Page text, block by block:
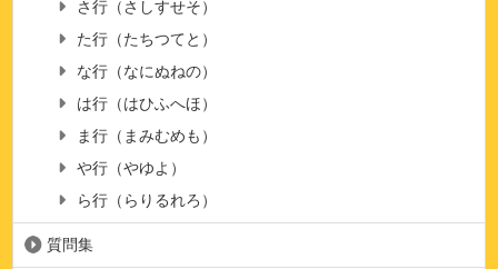
さ行（さしすせそ）
た行（たちつてと）
な行（なにぬねの）
は行（はひふへほ）
ま行（まみむめも）
や行（やゆよ）
ら行（らりるれろ）
質問集